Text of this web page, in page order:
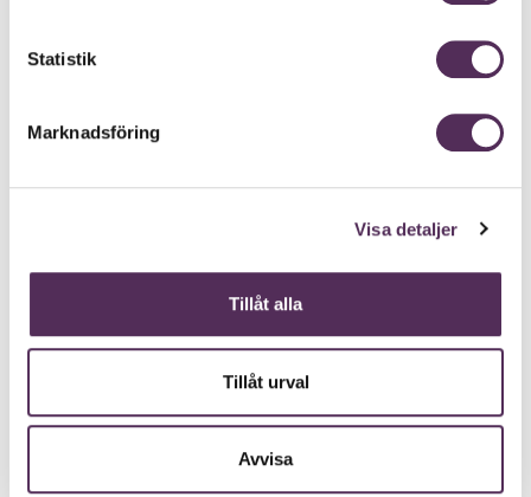
Statistik
Marknadsföring
Visa detaljer
Tillåt alla
Tillåt urval
Avvisa
Andra inlägg
Ny medial vägledare - Spådam Donia
Ny medial vägledare - Spådam Fia